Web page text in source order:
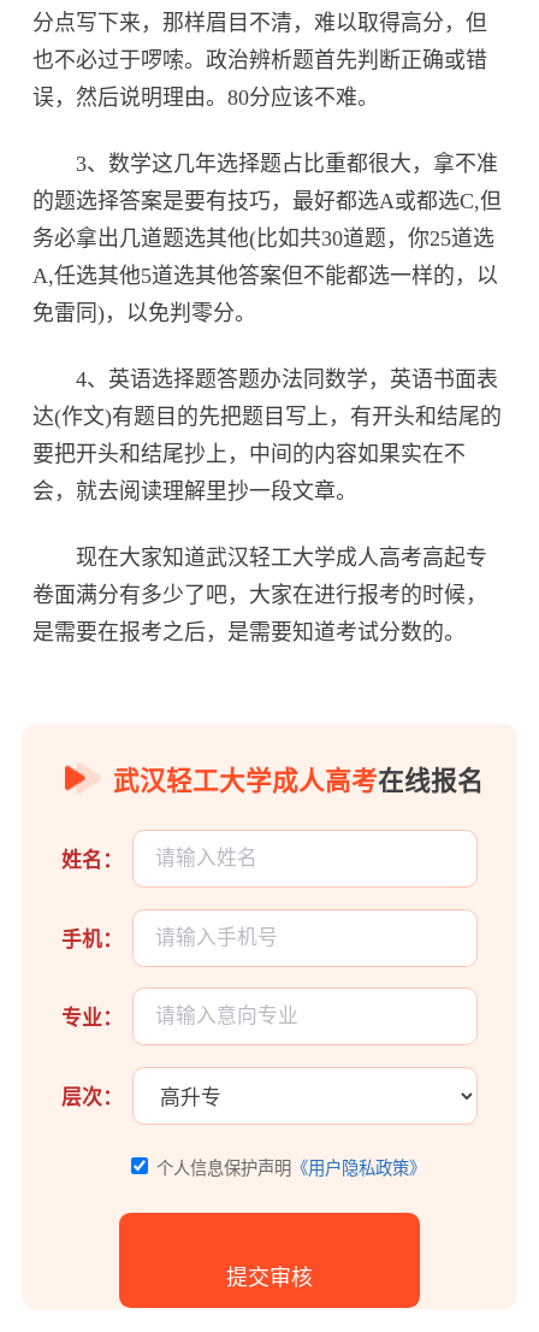
分点写下来，那样眉目不清，难以取得高分，但
也不必过于啰嗦。政治辨析题首先判断正确或错
误，然后说明理由。80分应该不难。
3、数学这几年选择题占比重都很大，拿不准
的题选择答案是要有技巧，最好都选A或都选C,但
务必拿出几道题选其他(比如共30道题，你25道选
A,任选其他5道选其他答案但不能都选一样的，以
免雷同)，以免判零分。
4、英语选择题答题办法同数学，英语书面表
达(作文)有题目的先把题目写上，有开头和结尾的
要把开头和结尾抄上，中间的内容如果实在不
会，就去阅读理解里抄一段文章。
现在大家知道武汉轻工大学成人高考高起专
卷面满分有多少了吧，大家在进行报考的时候，
是需要在报考之后，是需要知道考试分数的。
武汉轻工大学成人高考在线报名
姓名：
手机：
专业：
层次：
个人信息保护声明 《用户隐私政策》